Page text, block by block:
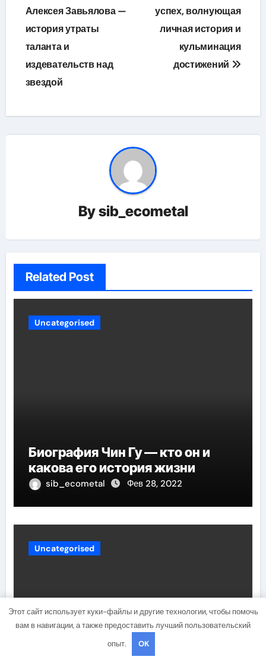
Алексея Завьялова —
история утраты
таланта и
издевательств над
звездой
успех, волнующая
личная история и
кульминация
достижений
Bysib_ecometal
Related Post
Uncategorised
Биография Чин Гу — кто он и
какова его история жизни
sib_ecometal Фев 28, 2022
Uncategorised
Этот сайт использует куки-файлы и другие технологии, чтобы помочь
вам в навигации, а также предоставить лучший пользовательский
опыт.
OK